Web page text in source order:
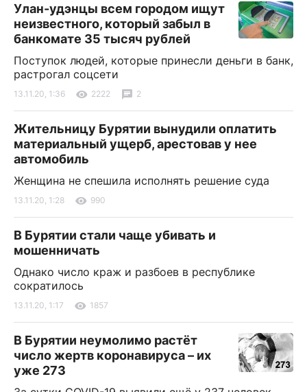
Улан-удэнцы всем городом ищут
неизвестного, который забыл в
банкомате 35 тысяч рублей
Поступок людей, которые принесли деньги в банк,
растрогал соцсети
13.11.20, 1:36 2222 2
Жительницу Бурятии вынудили оплатить
материальный ущерб, арестовав у нее
автомобиль
Женщина не спешила исполнять решение суда
13.11.20, 1:28 990
В Бурятии стали чаще убивать и
мошенничать
Однако число краж и разбоев в республике
сократилось
13.11.20, 1:17 1857
В Бурятии неумолимо растёт
число жертв коронавируса – их
уже 273